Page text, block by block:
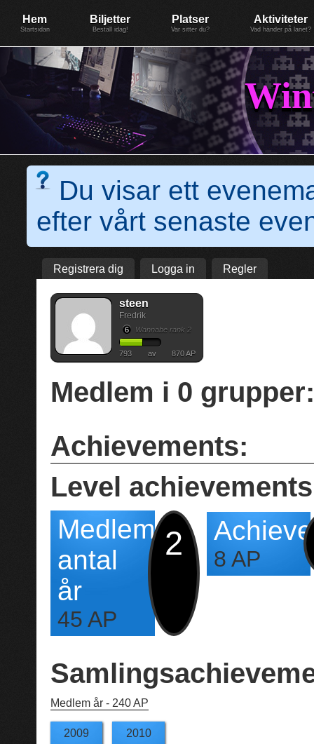
Hem
Startsidan
Biljetter
Beställ idag!
Platser
Var sitter du?
Aktiviteter
Vad händer på lanet?
Du visar ett
efter vårt senaste
Registrera dig Logga in Regler
steen
Fredrik
6 Wannabe rank 2
793 av 870 AP
Medlem i 0 grupper:
Achievements:
Level achievements
Medlem
antal
år
45 AP
2 8 AP
Medlem år - 240 AP
2009 2010